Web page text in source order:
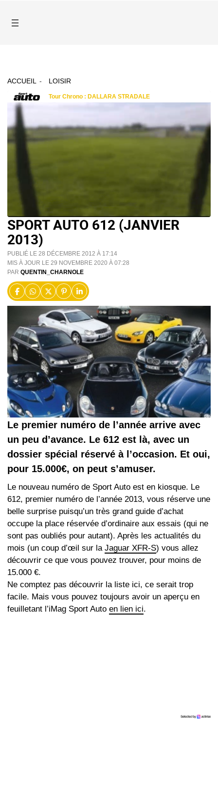
ACCUEIL LOISIR
SPORT AUTO 612 (JANVIER
2013)
PUBLIÉ LE 28 DÉCEMBRE 2012 À 17:14
MIS À JOUR LE 29 NOVEMBRE 2020 À 07:28
PAR QUENTIN_CHARNOLE
Le premier numéro de l’année arrive avec
un peu d’avance. Le 612 est là, avec un
dossier spécial réservé à l’occasion. Et oui,
pour 15.000€, on peut s’amuser.
Le nouveau numéro de Sport Auto est en kiosque. Le
612, premier numéro de l’année 2013, vous réserve une
belle surprise puisqu’un très grand guide d’achat
occupe la place réservée d’ordinaire aux essais (qui ne
sont pas oubliés pour autant). Après les actualités du
mois (un coup d’œil sur la Jaguar XFR-S) vous allez
découvrir ce que vous pouvez trouver, pour moins de
15.000 €.
Ne comptez pas découvrir la liste ici, ce serait trop
facile. Mais vous pouvez toujours avoir un aperçu en
feuilletant l’iMag Sport Auto en lien ici.